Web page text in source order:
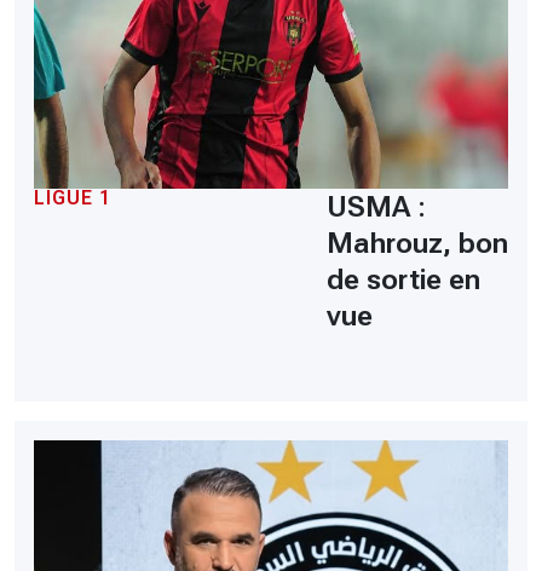
LIGUE 1
USMA :
Mahrouz, bon
de sortie en
vue